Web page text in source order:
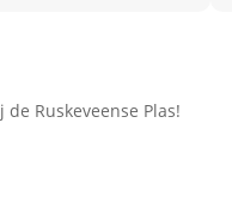
Ruskeveense Plas!